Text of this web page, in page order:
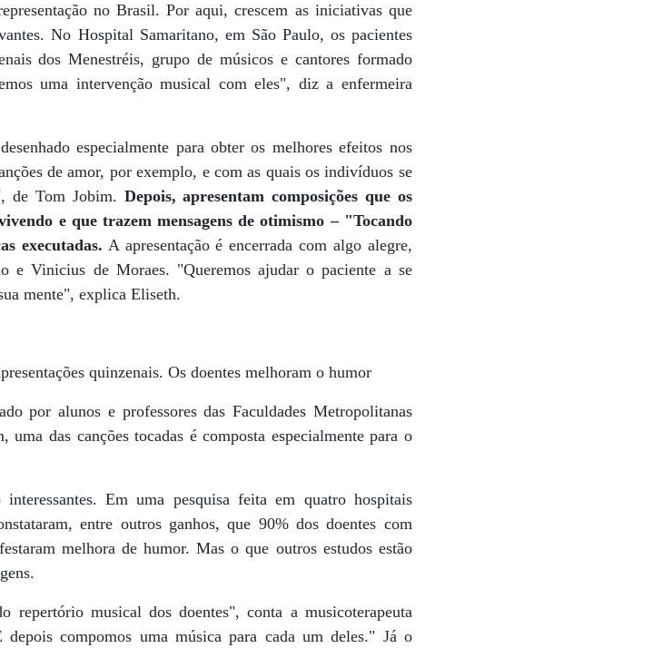
no Brasil. Por aqui, crescem as iniciativas que
No Hospital Samaritano, em São Paulo, os pacientes
dos Menestréis, grupo de músicos e cantores formado
uma intervenção musical com eles", diz a enfermeira
especialmente para obter os melhores efeitos nos
de amor, por exemplo, e com as quais os indivíduos se
de Tom Jobim. Depois, apresentam composições que os
e que trazem mensagens de otimismo – "Tocando
executadas. A apresentação é encerrada com algo alegre,
e Vinicius de Moraes. "Queremos ajudar o paciente a se
mente", explica Eliseth.
quinzenais. Os doentes melhoram o humor
por alunos e professores das Faculdades Metropolitanas
das canções tocadas é composta especialmente para o
interessantes. Em uma pesquisa feita em quatro hospitais
entre outros ganhos, que 90% dos doentes com
melhora de humor. Mas o que outros estudos estão
repertório musical dos doentes", conta a musicoterapeuta
compomos uma música para cada um deles." Já o